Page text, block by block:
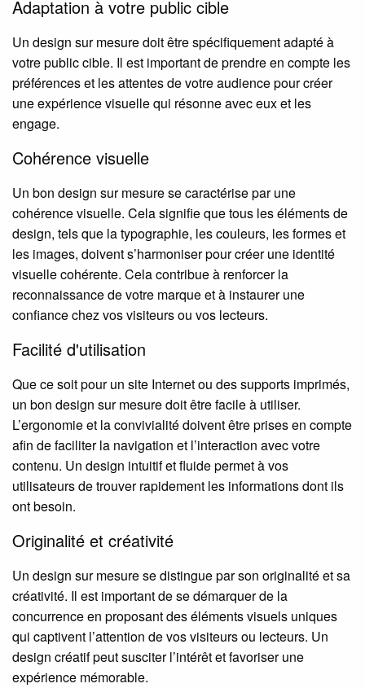
Adaptation à votre public cible
Un design sur mesure doit être spécifiquement adapté à
votre public cible. Il est important de prendre en compte les
préférences et les attentes de votre audience pour créer
une expérience visuelle qui résonne avec eux et les
engage.
Cohérence visuelle
Un bon design sur mesure se caractérise par une
cohérence visuelle. Cela signifie que tous les éléments de
design, tels que la typographie, les couleurs, les formes et
les images, doivent s’harmoniser pour créer une identité
visuelle cohérente. Cela contribue à renforcer la
reconnaissance de votre marque et à instaurer une
confiance chez vos visiteurs ou vos lecteurs.
Facilité d'utilisation
Que ce soit pour un site Internet ou des supports imprimés,
un bon design sur mesure doit être facile à utiliser.
L’ergonomie et la convivialité doivent être prises en compte
afin de faciliter la navigation et l’interaction avec votre
contenu. Un design intuitif et fluide permet à vos
utilisateurs de trouver rapidement les informations dont ils
ont besoin.
Originalité et créativité
Un design sur mesure se distingue par son originalité et sa
créativité. Il est important de se démarquer de la
concurrence en proposant des éléments visuels uniques
qui captivent l’attention de vos visiteurs ou lecteurs. Un
design créatif peut susciter l’intérêt et favoriser une
expérience mémorable.